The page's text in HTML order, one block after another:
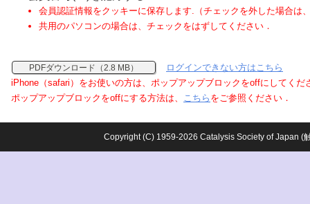
会員認証情報をクッキーに保存します.（チェックを外した場合は
共用のパソコンの場合は、チェックをはずしてください．
PDFダウンロード（2.8 MB）
ログインできない方はこちら
iPhone（safari）をお使いの方は、ポップアップブロックをoffにしてくだ
ポップアップブロックをoffにする方法は、 こちら をご参照ください．
Copyright (C) 1959-2026 Catalysis Society of Japan (